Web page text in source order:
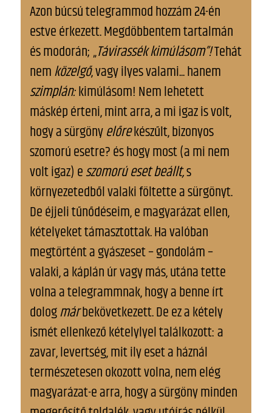
Azon búcsú telegrammod hozzám 24-én
estve érkezett. Megdöbbentem tartalmán
és modorán; „Távirassék kimúlásom”!Tehát
nemközelgő, vagy ilyes valami... hanem
szimplán:kimúlásom! Nem lehetett
máskép érteni, mint arra, a mi igaz is volt,
hogy a sürgönyelőrekészűlt, bizonyos
szomorú esetre? és hogy most (a mi nem
volt igaz) eszomorú eset beállt,s
környezetedből valaki föltette a sürgönyt.
De éjjeli tűnődéseim, e magyarázat ellen,
kételyeket támasztottak. Ha valóban
megtörtént a gyászeset – gondolám –
valaki, a káplán úr vagy más, utána tette
volna a telegrammnak, hogy a benne írt
dologmárbekövetkezett. De ez a kétely
ismét ellenkező kételylyel találkozott: a
zavar, levertség, mit ily eset a háznál
természetesen okozott volna, nem elég
magyarázat-e arra, hogy a sürgöny minden